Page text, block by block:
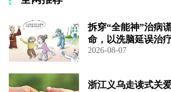
拆穿“全能神”治病
命，以洗脑延误治
2026-08-07
浙江义乌走读式关